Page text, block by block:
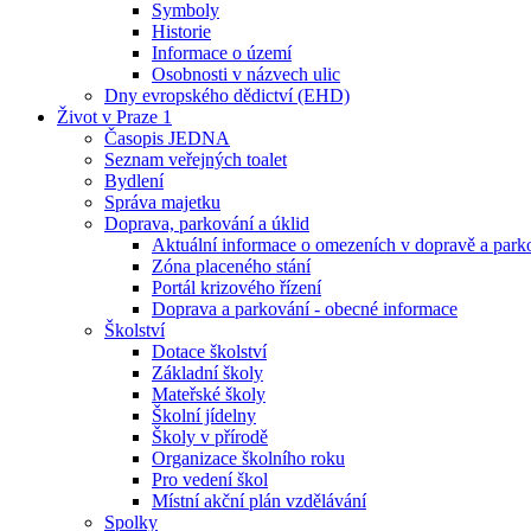
Symboly
Historie
Informace o území
Osobnosti v názvech ulic
Dny evropského dědictví (EHD)
Život v Praze 1
Časopis JEDNA
Seznam veřejných toalet
Bydlení
Správa majetku
Doprava, parkování a úklid
Aktuální informace o omezeních v dopravě a
Zóna placeného stání
Portál krizového řízení
Doprava a parkování - obecné informace
Školství
Dotace školství
Základní školy
Mateřské školy
Školní jídelny
Školy v přírodě
Organizace školního roku
Pro vedení škol
Místní akční plán vzdělávání
Spolky